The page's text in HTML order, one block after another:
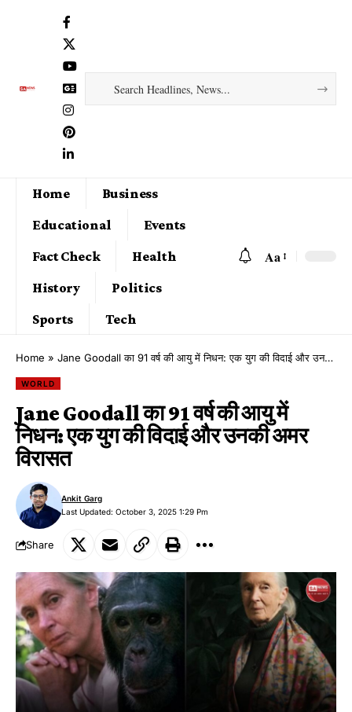
Home
Business
Educational
Events
Fact Check
Health
History
Politics
Sports
Tech
Aa
Home » Jane Goodall का 91 वर्ष की आयु में निधन: एक युग की विदाई और उनकी अमर विरासत
WORLD
Jane Goodall का 91 वर्ष की आयु में
निधन: एक युग की विदाई और उनकी अमर
विरासत
Last Updated: October 3, 2025 1:29 Pm
Ankit Garg
Share